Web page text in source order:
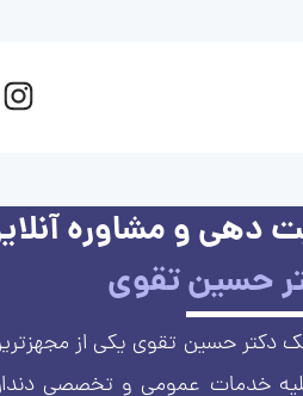
دهی و مشاوره
حسین تقوی
دکتر حسین تقوی یکی از
خدمات عمومی و تخصصی دندان